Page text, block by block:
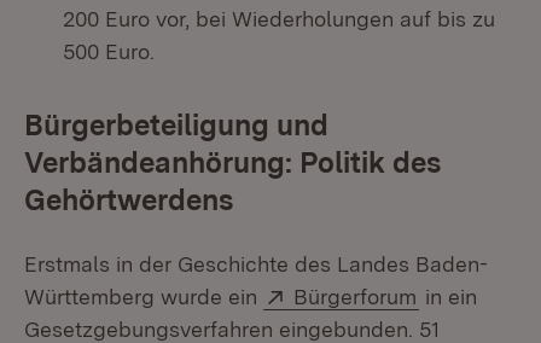
200 Euro vor, bei Wiederholungen auf bis zu
500 Euro.
Bürgerbeteiligung und
Verbändeanhörung: Politik des
Gehörtwerdens
Erstmals in der Geschichte des Landes Baden-
Württemberg wurde ein
Extern:
Bürgerforum (Öffnet in
in ein
Gesetzgebungsverfahren eingebunden. 51